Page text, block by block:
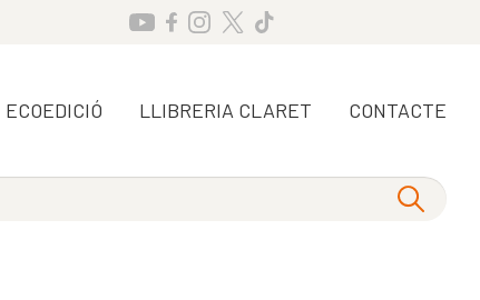
ECOEDICIÓ LLIBRERIA CLARET CONTACTE